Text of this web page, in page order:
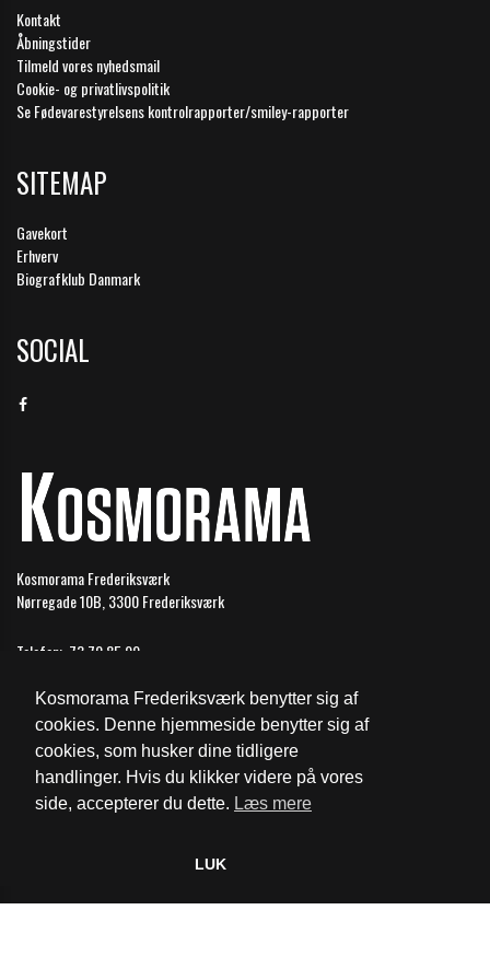
Kosmorama Frederiksværk benytter sig af
cookies. Denne hjemmeside benytter sig af
cookies, som husker dine tidligere
handlinger. Hvis du klikker videre på vores
side, accepterer du dette. Læs mere
LUK
Kontakt
Åbningstider
Tilmeld vores nyhedsmail
Cookie- og privatlivspolitik
Se Fødevarestyrelsens kontrolrapporter/smiley-rapporter
SITEMAP
Gavekort
Erhverv
Biografklub Danmark
SOCIAL
Kosmorama Frederiksværk
Nørregade 10B, 3300 Frederiksværk
Telefon: 73 70 85 99
Åbningstider
Cookie- og privatlivspolitik